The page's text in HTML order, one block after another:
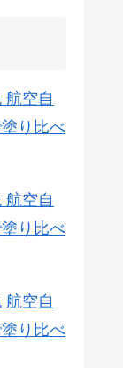
航空自
り比べ
航空自
り比べ
航空自
り比べ